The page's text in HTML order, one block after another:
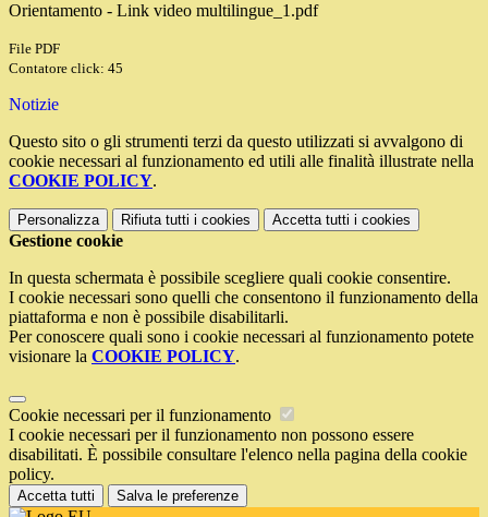
Orientamento - Link video multilingue_1.pdf
File PDF
Contatore click: 45
Notizie
Questo sito o gli strumenti terzi da questo utilizzati si avvalgono di
cookie necessari al funzionamento ed utili alle finalità illustrate nella
COOKIE POLICY.
Personalizza Rifiuta tutti i cookies Accetta tutti i cookies
Gestione cookie
In questa schermata è possibile scegliere quali cookie consentire.
I cookie necessari sono quelli che consentono il funzionamento della
piattaforma e non è possibile disabilitarli.
Per conoscere quali sono i cookie necessari al funzionamento potete
visionare la COOKIE POLICY.
Cookie necessari per il funzionamento
I cookie necessari per il funzionamento non possono essere
disabilitati. È possibile consultare l'elenco nella pagina della cookie
policy.
Accetta tutti Salva le preferenze